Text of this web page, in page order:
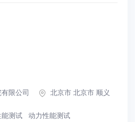
限公司
北京市 北京市 顺义
测试 动力性能测试